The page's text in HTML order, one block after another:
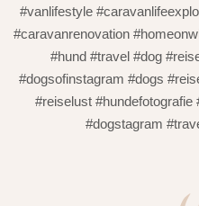
#vanlifestyle
#caravanrenovation
#hund #travel #dog
#dogsofinstagram #dogs
#reiselust #hundefotografie
#dogstagram